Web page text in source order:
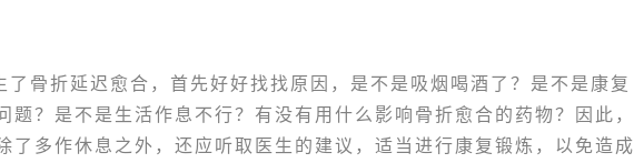
了骨折延迟愈合，首先好好找找原因，是不是吸烟喝酒了？是不是康复
题？是不是生活作息不行？有没有用什么影响骨折愈合的药物？因此，
了多作休息之外，还应听取医生的建议，适当进行康复锻炼，以免造成